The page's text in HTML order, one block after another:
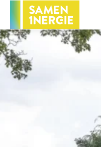
Voor inwoners
Over Samen1Nergie